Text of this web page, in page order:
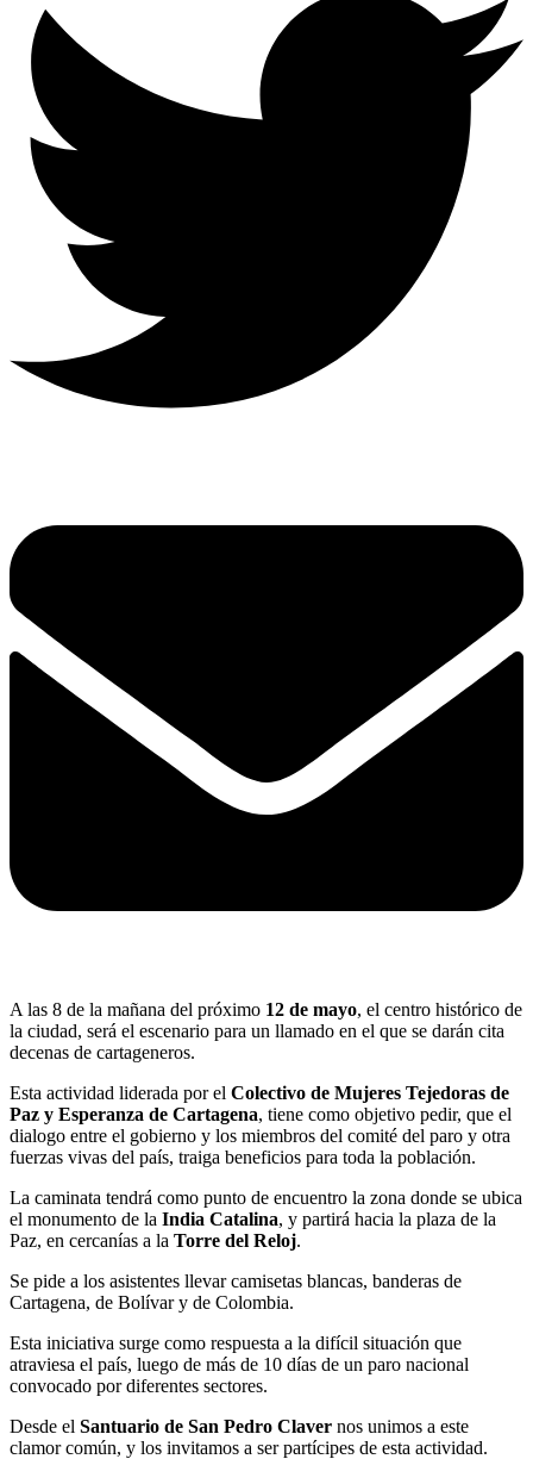
A las 8 de la mañana del próximo 12 de mayo, el centro histórico de
la ciudad, será el escenario para un llamado en el que se darán cita
decenas de cartageneros.
Esta actividad liderada por el Colectivo de Mujeres Tejedoras de
Paz y Esperanza de Cartagena, tiene como objetivo pedir, que el
dialogo entre el gobierno y los miembros del comité del paro y otra
fuerzas vivas del país, traiga beneficios para toda la población.
La caminata tendrá como punto de encuentro la zona donde se ubica
el monumento de la India Catalina, y partirá hacia la plaza de la
Paz, en cercanías a la Torre del Reloj.
Se pide a los asistentes llevar camisetas blancas, banderas de
Cartagena, de Bolívar y de Colombia.
Esta iniciativa surge como respuesta a la difícil situación que
atraviesa el país, luego de más de 10 días de un paro nacional
convocado por diferentes sectores.
Desde el Santuario de San Pedro Claver nos unimos a este
clamor común, y los invitamos a ser partícipes de esta actividad.